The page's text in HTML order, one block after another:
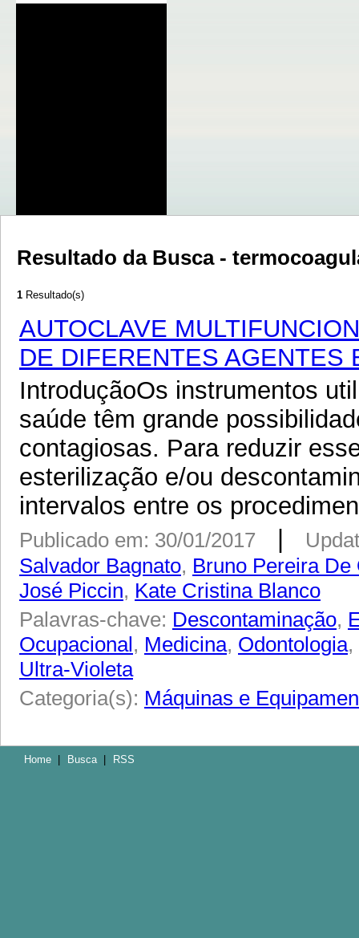
Resultado da Busca -
1 Resultado(s)
AUTOCLAVE
DE DIFERENTES AGENTES
IntroduçãoOs instrumentos
saúde têm grande
contagiosas. Para reduzir
esterilização e/ou
intervalos entre os
Publicado em: 30/01/2017
Salvador Bagnato, Bruno Pereira De
José Piccin, Kate Cristina Blanco
Palavras-chave: Descontaminação,
Ocupacional, Medicina, Odontologia,
Ultra-Violeta
Categoria(s): Máquinas e
Home Busca RSS